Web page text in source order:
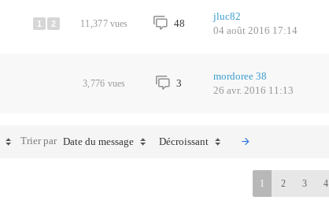
1 2 11,377 vues 48
jluc82
04 août 2016 17:14
3,776 vues 3
mordoree 38
26 avr. 2016 11:13
Trier par Date du message Décroissant
1 2 3 4